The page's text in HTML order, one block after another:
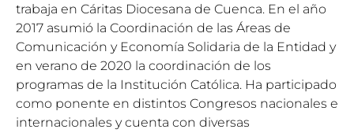
trabaja en Cáritas Diocesana de Cuenca. En el año
2017 asumió la Coordinación de las Áreas de
Comunicación y Economía Solidaria de la Entidad y
en verano de 2020 la coordinación de los
programas de la Institución Católica. Ha participado
como ponente en distintos Congresos nacionales e
internacionales y cuenta con diversas